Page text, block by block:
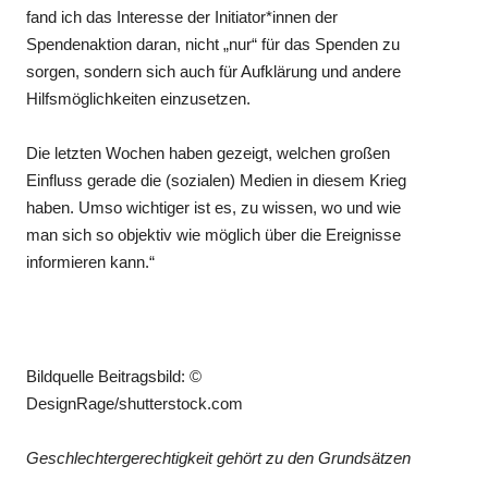
fand ich das Interesse der Initiator*innen der
Spendenaktion daran, nicht „nur“ für das Spenden zu
sorgen, sondern sich auch für Aufklärung und andere
Hilfsmöglichkeiten einzusetzen.
Die letzten Wochen haben gezeigt, welchen großen
Einfluss gerade die (sozialen) Medien in diesem Krieg
haben. Umso wichtiger ist es, zu wissen, wo und wie
man sich so objektiv wie möglich über die Ereignisse
informieren kann.“
Bildquelle Beitragsbild: ©
DesignRage/shutterstock.com
Geschlechtergerechtigkeit gehört zu den Grundsätzen